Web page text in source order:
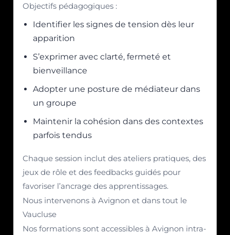
Objectifs pédagogiques :
Identifier les signes de tension dès leur
apparition
S’exprimer avec clarté, fermeté et
bienveillance
Adopter une posture de médiateur dans
un groupe
Maintenir la cohésion dans des contextes
parfois tendus
Chaque session inclut des ateliers pratiques, des
jeux de rôle et des feedbacks guidés pour
favoriser l’ancrage des apprentissages.
Nous intervenons à Avignon et dans tout le
Vaucluse
Nos formations sont accessibles à Avignon intra-